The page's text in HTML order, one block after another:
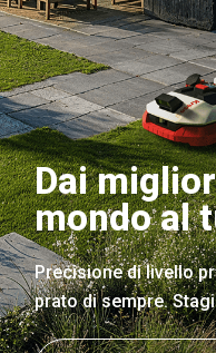
Dai
mondo al
Precisione di livello
prato di sempre.